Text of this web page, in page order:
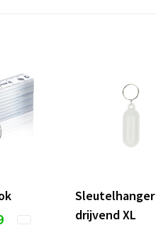
Sleutelhanger
drijvend XL